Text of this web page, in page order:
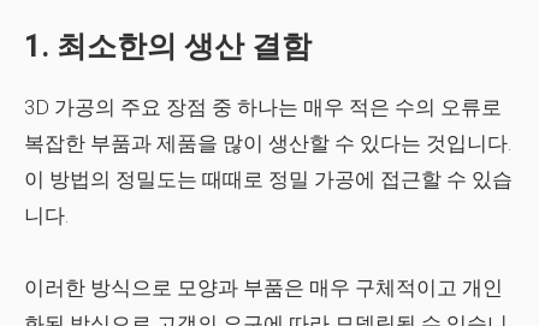
1. 최소한의 생산 결함
3D 가공의 주요 장점 중 하나는 매우 적은 수의 오류로
복잡한 부품과 제품을 많이 생산할 수 있다는 것입니다.
이 방법의 정밀도는 때때로 정밀 가공에 접근할 수 있습
니다.
이러한 방식으로 모양과 부품은 매우 구체적이고 개인